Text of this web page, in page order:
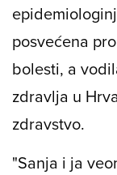
posvećena
bolesti, a
zdravlja u
zdravstvo.
"Sanja i ja